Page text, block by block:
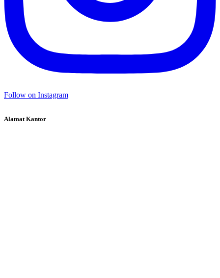
Follow on Instagram
Alamat Kantor